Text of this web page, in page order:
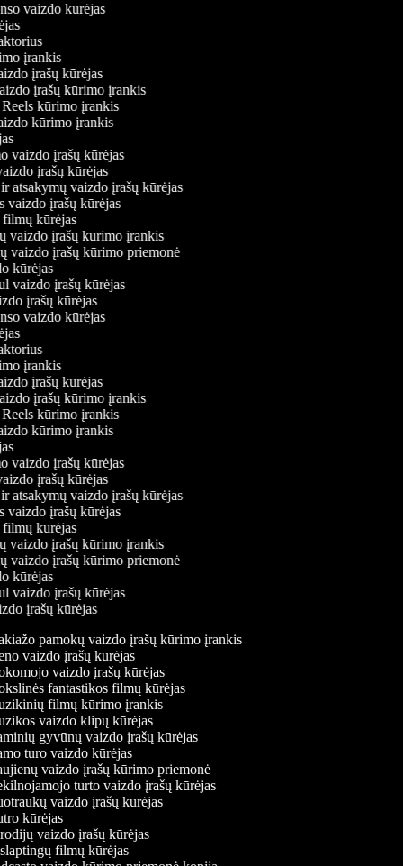
vaizdo kūrėjas
įrankis
įrašų kūrėjas
įrašų kūrimo įrankis
Reels kūrimo įrankis
kūrimo įrankis
vaizdo įrašų kūrėjas
įrašų kūrėjas
ir atsakymų vaizdo įrašų kūrėjas
vaizdo įrašų kūrėjas
filmų kūrėjas
vaizdo įrašų kūrimo įrankis
vaizdo įrašų kūrimo priemonė
kūrėjas
vaizdo įrašų kūrėjas
įrašų kūrėjas
vaizdo kūrėjas
įrankis
įrašų kūrėjas
įrašų kūrimo įrankis
Reels kūrimo įrankis
kūrimo įrankis
vaizdo įrašų kūrėjas
įrašų kūrėjas
ir atsakymų vaizdo įrašų kūrėjas
vaizdo įrašų kūrėjas
filmų kūrėjas
vaizdo įrašų kūrimo įrankis
vaizdo įrašų kūrimo priemonė
kūrėjas
vaizdo įrašų kūrėjas
įrašų kūrėjas
pamokų vaizdo įrašų kūrimo įrankis
vaizdo įrašų kūrėjas
vaizdo įrašų kūrėjas
fantastikos filmų kūrėjas
filmų kūrimo įrankis
vaizdo klipų kūrėjas
gyvūnų vaizdo įrašų kūrėjas
turo vaizdo kūrėjas
vaizdo įrašų kūrimo priemonė
turto vaizdo įrašų kūrėjas
vaizdo įrašų kūrėjas
kūrėjas
vaizdo įrašų kūrėjas
filmų kūrėjas